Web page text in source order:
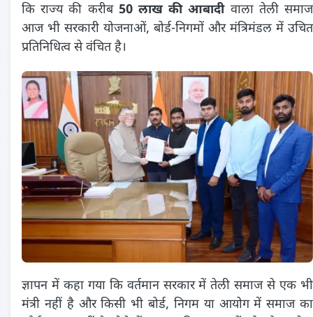
कि राज्य की करीब 50 लाख की आबादीवाला तेली समाज
आज भी सरकारी योजनाओं, बोर्ड-निगमों और मंत्रिमंडल में उचित
प्रतिनिधित्व से वंचित है।
ज्ञापन में कहा गया कि वर्तमान सरकार में तेली समाज से एक भी
मंत्री नहीं है और किसी भी बोर्ड, निगम या आयोग में समाज का